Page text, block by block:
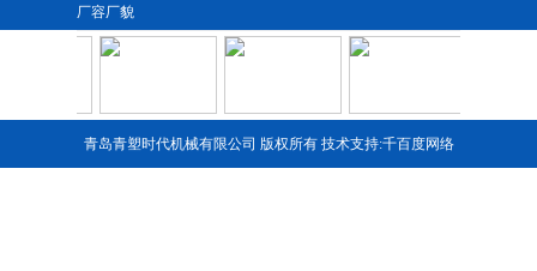
厂容厂貌
青岛青塑时代机械有限公司 版权所有 技术支持:千百度网络